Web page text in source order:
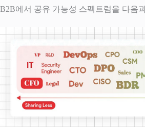
B2B에서 공유 가능성 스펙트럼을 다음